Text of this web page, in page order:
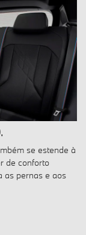
se estende à
de conforto
as pernas e aos